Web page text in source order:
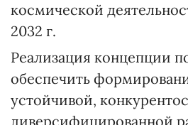
космической
2032 г.
Реализация концепции
обеспечить
устойчивой,
диверсифицированной